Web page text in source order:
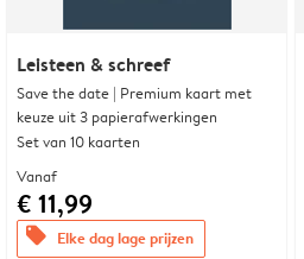
Leisteen & schreef
Save the date | Premium kaart met
keuze uit 3 papierafwerkingen
Set van 10 kaarten
Vanaf
€ 11,99
offers Elke dag lage prijzen